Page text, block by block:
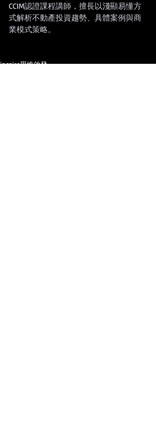
CCIM認證課程講師，擅長以淺顯易懂方
式解析不動產投資趨勢、具體案例與商
業模式策略。
inspire思維啟發